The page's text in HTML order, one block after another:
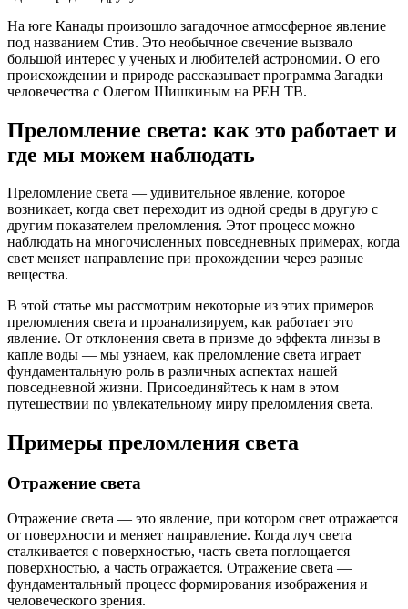
На юге Канады произошло загадочное атмосферное явление
под названием Стив. Это необычное свечение вызвало
большой интерес у ученых и любителей астрономии. О его
происхождении и природе рассказывает программа Загадки
человечества с Олегом Шишкиным на РЕН ТВ.
Преломление света: как это работает и
где мы можем наблюдать
Преломление света — удивительное явление, которое
возникает, когда свет переходит из одной среды в другую с
другим показателем преломления. Этот процесс можно
наблюдать на многочисленных повседневных примерах, когда
свет меняет направление при прохождении через разные
вещества.
В этой статье мы рассмотрим некоторые из этих примеров
преломления света и проанализируем, как работает это
явление. От отклонения света в призме до эффекта линзы в
капле воды — мы узнаем, как преломление света играет
фундаментальную роль в различных аспектах нашей
повседневной жизни. Присоединяйтесь к нам в этом
путешествии по увлекательному миру преломления света.
Примеры преломления света
Отражение света
Отражение света — это явление, при котором свет отражается
от поверхности и меняет направление. Когда луч света
сталкивается с поверхностью, часть света поглощается
поверхностью, а часть отражается. Отражение света —
фундаментальный процесс формирования изображения и
человеческого зрения.